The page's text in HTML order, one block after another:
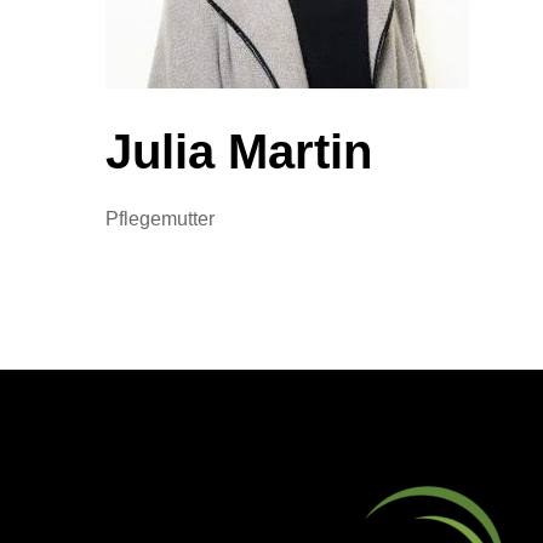
Julia Martin
Pflegemutter